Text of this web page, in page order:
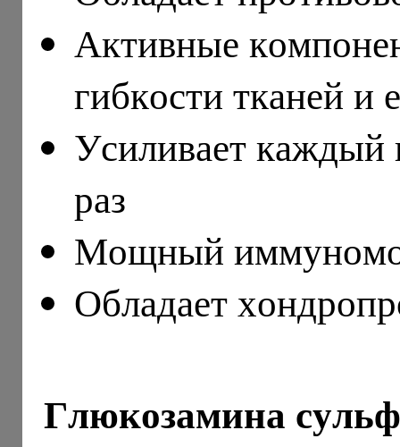
Активные
гибкости тканей и
Усиливает каждый
раз
Мощный
Обладает
Глюкозамина